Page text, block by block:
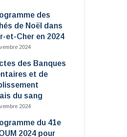
des
de Noël dans
et-Cher en 2024
2024
des Banques
et de
du sang
2024
du 41e
2024 pour